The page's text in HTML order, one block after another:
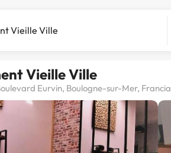
Vieille Ville
Eurvin, Boulogne-sur-Mer, Francia